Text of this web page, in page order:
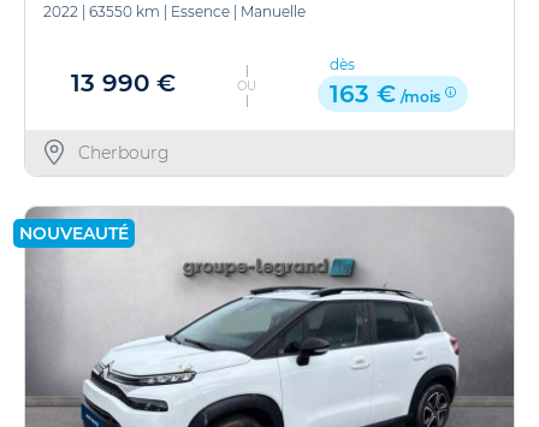
2022 63550 km Essence Manuelle
13 990 € OU
dès
163 € /mois
Cherbourg
NOUVEAUTÉ